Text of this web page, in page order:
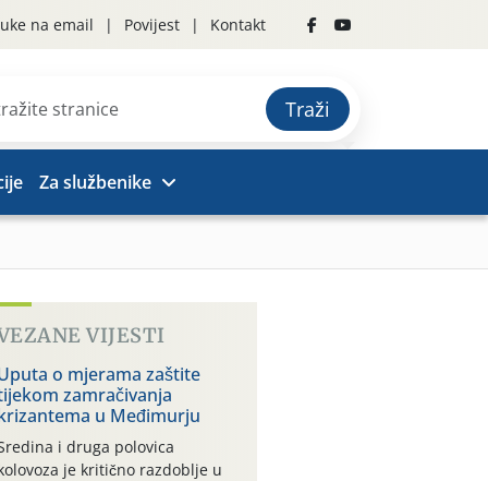
na email Povijest Kontakt
Traži
Za službenike
VIJESTI
o mjerama zaštite
zamračivanja
u Međimurju
i druga polovica
je kritično razdoblje u